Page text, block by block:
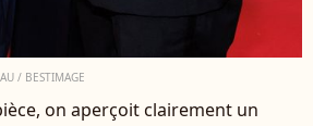
/ BESTIMAGE
on aperçoit clairement un